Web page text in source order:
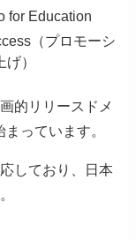
for Education
（プロモーシ
）
的リリースドメ
っています。
しており、日本